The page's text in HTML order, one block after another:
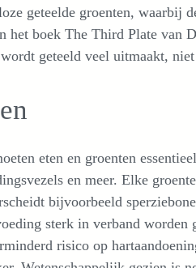
geteelde groenten, waarbij
het boek The Third Plate van
geteeld veel uitmaakt,
eten en groenten
en meer. Elke
bijvoorbeeld
sterk in verband
risico op